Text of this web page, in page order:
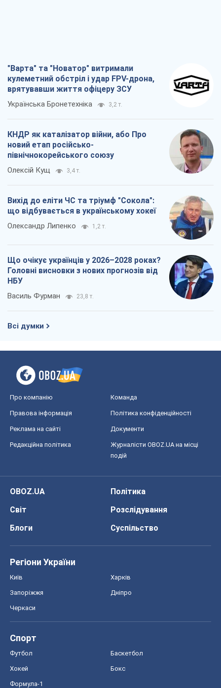
"Варта" та "Новатор" витримали
кулеметний обстріл і удар FPV-дрона,
врятувавши життя офіцеру ЗСУ
Українська Бронетехніка 3,2 т.
КНДР як каталізатор війни, або Про
новий етап російсько-
північнокорейського союзу
Олексій Кущ 3,4 т.
Вихід до еліти ЧС та тріумф "Сокола":
що відбувається в українському хокеї
Олександр Липенко 1,2 т.
Що очікує українців у 2026–2028 роках?
Головні висновки з нових прогнозів від
НБУ
Василь Фурман 23,8 т.
Всі думки
Про компанію Команда
Правова інформація Політика конфіденційності
Реклама на сайті Документи
Редакційна політика
Журналісти OBOZ.UA на місці
подій
OBOZ.UA
Політика
Світ
Розслідування
Блоги
Суспільство
Регіони України
Київ Харків
Запоріжжя Дніпро
Черкаси
Спорт
Футбол Баскетбол
Хокей Бокс
Формула-1